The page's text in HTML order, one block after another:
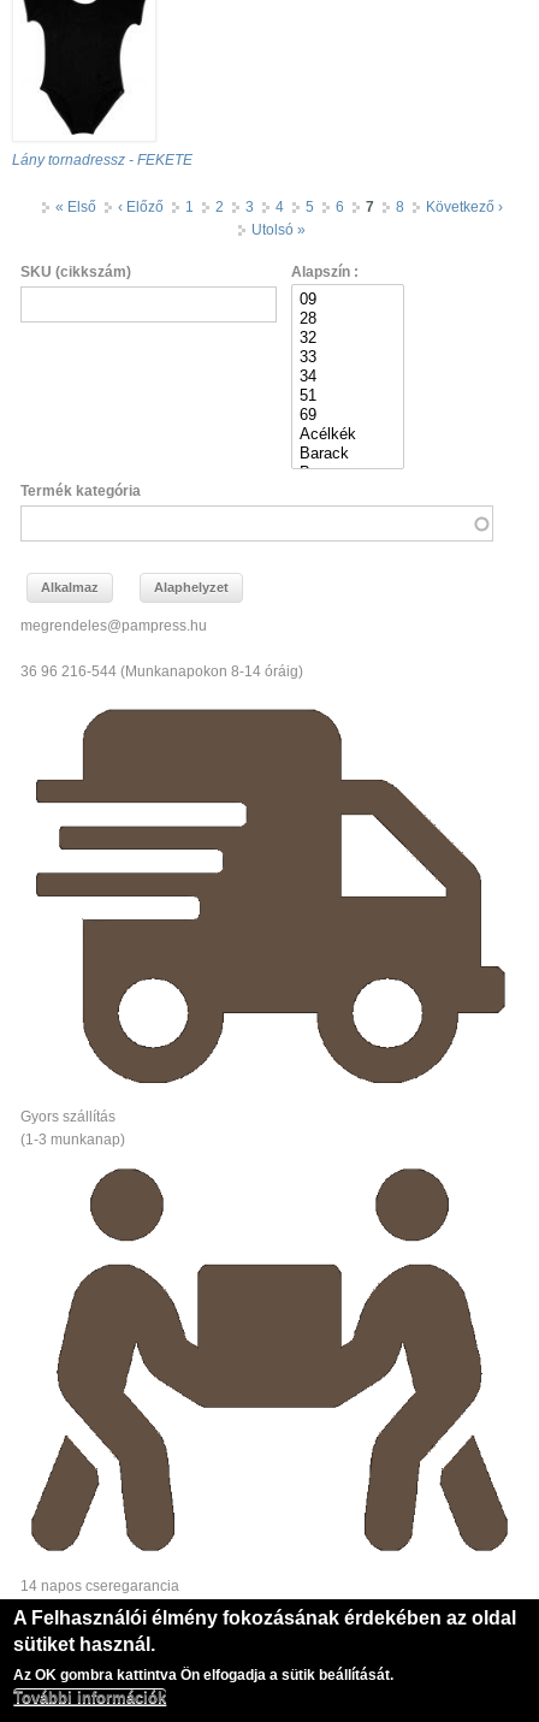
Lány tornadressz - FEKETE
Oldalak
« Első ‹ Előző 1 2 3 4 5 6 7 8
Következő ›
Utolsó »
SKU (cikkszám) Alapszín :
Termék kategória
megrendeles@pampress.hu
36 96 216-544 (Munkanapokon 8-14 óráig)
Gyors szállítás
(1-3 munkanap)
14 napos cseregarancia
Copyright © 2026, Pampress Kft.
Designed by Zymphonies theme
A Felhasználói élmény fokozásának érdekében az oldal
sütiket használ.
Az OK gombra kattintva Ön elfogadja a sütik beállítását.
További információk